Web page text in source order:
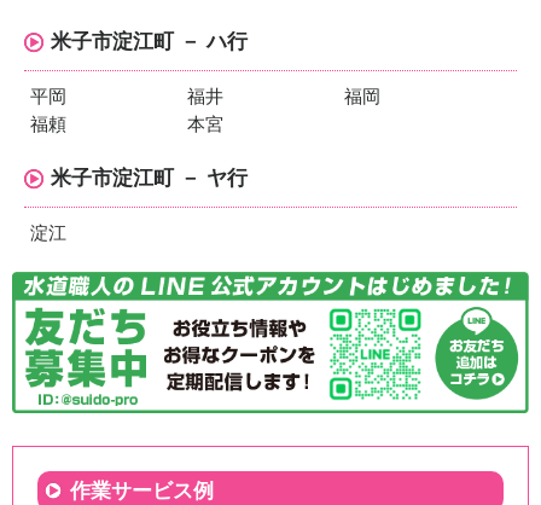
米子市淀江町 － ハ行
平岡 福井
福岡
福頼
本宮
米子市淀江町 － ヤ行
淀江
作業サービス例